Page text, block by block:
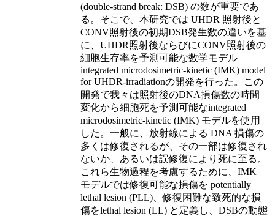
(double-strand break: DSB) の数が重要であ
る。そこで、本研究では UHDR 照射後と
CONV照射後の初期DSB発生数の違いを基
に、UHDR照射後ならびにCONV照射後の
細胞生存率を予測可能な数学モデル
integrated microdosimetric-kinetic (IMK) model
for UHDR-irradiationの開発を行った。この
開発で我々は照射後のDNA損傷数の時間
変化から細胞死を予測可能なintegrated
microdosimetric-kinetic (IMK) モデルを使用
した。一般に、放射線による DNA 損傷の
多くは修復されるが、その一部は修復され
ないか、あるいは誤修復により死に至る。
これら生物過程を考慮するために、IMK
モデルでは修復可能な損傷を potentially
lethal lesion (PLL)、修復困難な致死的な損
傷をlethal lesion (LL) と定義し、DSBの動態